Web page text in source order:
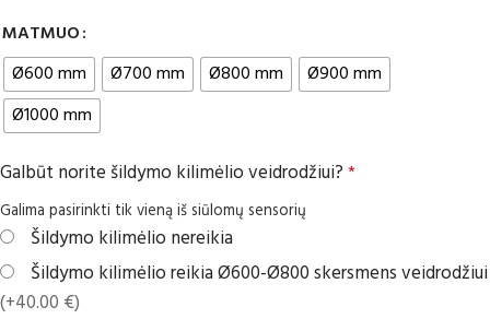
MATMUO
Ø600 mm
Ø700 mm Ø800 mm
Ø900 mm
Ø1000 mm
Galbūt norite šildymo kilimėlio veidrodžiui?*
Galima pasirinkti tik vieną iš siūlomų sensorių
Šildymo kilimėlio nereikia
Šildymo kilimėlio reikia Ø600-Ø800 skersmens veidrodžiui
(+40.00 €)